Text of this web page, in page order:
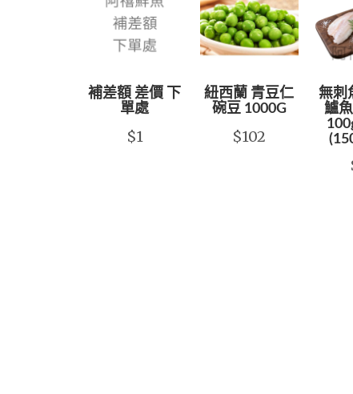
補差額 差價 下
單處
$1
紐西蘭 青豆仁
碗豆 1000G
$102
無刺
鱸